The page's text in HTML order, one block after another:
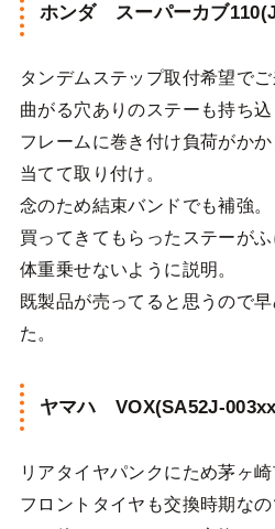
ホンダ スーパーカブ
タンデムステップ取付希望でご
曲がる穴ありのステーも持ち込
フレームに巻き付け負荷がか
当てて取り付け。
念のため結束バンドでも補強。
買ってきてもらったステーが
体重乗せないように説明。
既製品が売ってると思うので
た。
ヤマハ VOX(SA52J-
リアタイヤパンクにため茅ヶ
フロントタイヤも交換時期なの